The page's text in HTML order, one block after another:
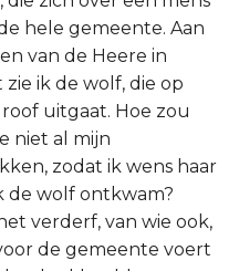
hele gemeente. Aan
van de Heere in
ik de wolf, die op
uitgaat. Hoe zou
niet al mijn
zodat ik wens haar
de wolf ontkwam?
verderf, van wie ook,
de gemeente voert